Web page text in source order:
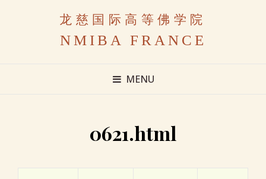
龙慈国际高等佛学院
NMIBA FRANCE
MENU
0621.html